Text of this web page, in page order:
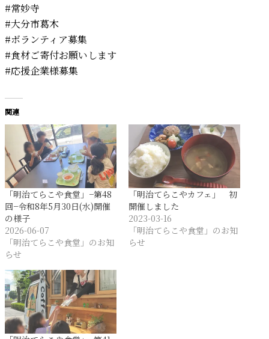
#常妙寺
#大分市葛木
#ボランティア募集
#食材ご寄付お願いします
#応援企業様募集
関連
「明治てらこや食堂」−第48
回−令和8年5月30日(水)開催
の様子
2026-06-07
「明治てらこや食堂」のお知
らせ
「明治てらこやカフェ」 初
開催しました
2023-03-16
「明治てらこや食堂」のお知
らせ